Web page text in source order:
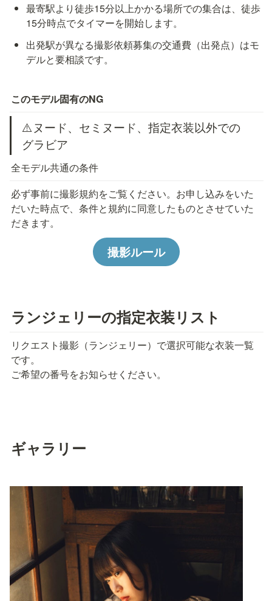
最寄駅より徒歩15分以上かかる場所での集合は、徒歩
15分時点でタイマーを開始します。
出発駅が異なる撮影依頼募集の交通費（出発点）はモ
デルと要相談です。
このモデル固有のNG
⚠️ヌード、セミヌード、指定衣装以外での
グラビア
全モデル共通の条件
必ず事前に撮影規約をご覧ください。お申し込みをいた
だいた時点で、条件と規約に同意したものとさせていた
だきます。
撮影ルール
ランジェリーの指定衣装リスト
リクエスト撮影（ランジェリー）で選択可能な衣装一覧
です。
ご希望の番号をお知らせください。
ギャラリー